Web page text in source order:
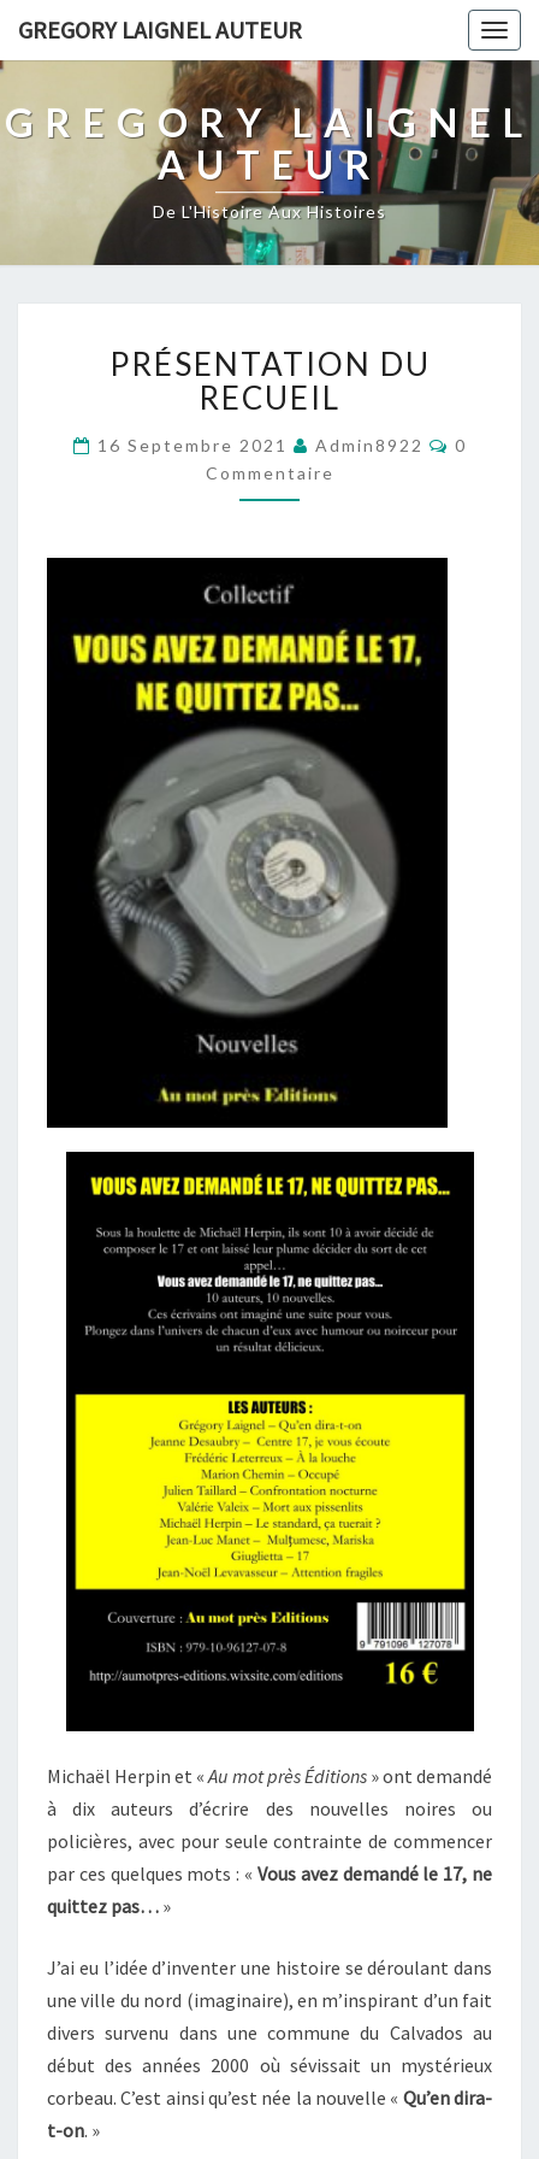
GREGORY LAIGNEL AUTEUR
GREGORY LAIGNEL
AUTEUR
De L'Histoire Aux Histoires
DU
RECUEIL
PRÉSENTATION DU
RECUEIL
16 Septembre 2021 Admin8922
0
Commentaire
Michaël Herpin et «Au mot près Éditions» ont demandé
à dix auteurs d’écrire des nouvelles noires ou
policières, avec pour seule contrainte de commencer
par ces quelques mots : « Vous avez demandé le 17, ne
quittez pas… »
J’ai eu l’idée d’inventer une histoire se déroulant dans
une ville du nord (imaginaire), en m’inspirant d’un fait
divers survenu dans une commune du Calvados au
début des années 2000 où sévissait un mystérieux
corbeau. C’est ainsi qu’est née la nouvelle « Qu’en dira-
t-on. »